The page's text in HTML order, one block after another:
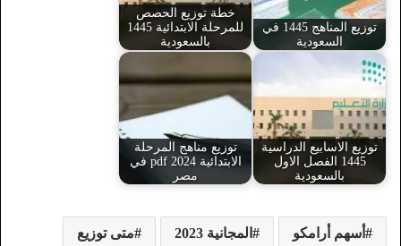
توزيع المناهج 1445 في
السعودية
خطة توزيع الحصص
للمرحلة الابتدائية 1445
بالسعودية
توزيع الاسابيع الدراسية
1445 الفصل الاول
بالسعودية
توزيع مناهج المرحلة
الابتدائية 2024 pdf في
مصر
أسهم أرامكو المجانية 2023 متى توزيع